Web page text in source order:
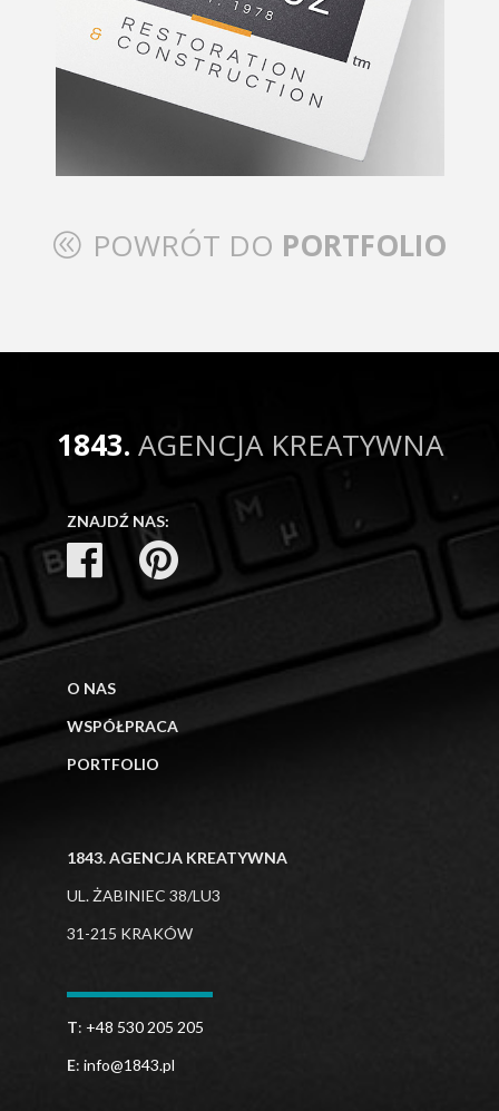
@ POWRÓT DO PORTFOLIO
1843. AGENCJA KREATYWNA
ZNAJDŹ NAS:
O NAS
WSPÓŁPRACA
PORTFOLIO
1843. AGENCJA KREATYWNA
UL. ŻABINIEC 38/LU3
31-215 KRAKÓW
T: +48 530 205 205
E: info@1843.pl